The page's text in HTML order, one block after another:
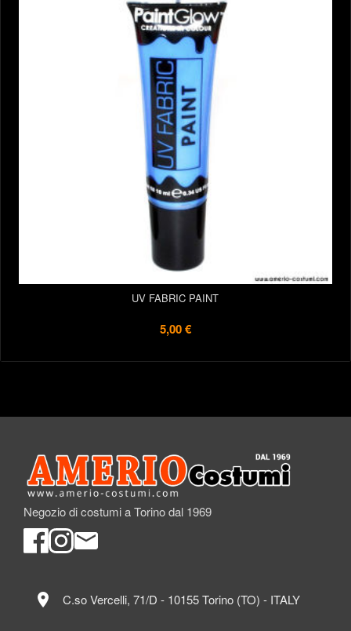
UV FABRIC PAINT
5,00 €
Negozio di costumi a Torino dal 1969
location_on C.so Vercelli, 71/D - 10155 Torino (TO) - ITALY